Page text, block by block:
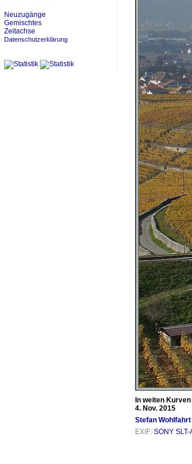
In weiten
4. Nov. 2015
Stefan Wohlfahrt
EXIF: SONY SLT-
Neuzugänge
Gemischtes
Zeitachse
Datenschutzerklärung